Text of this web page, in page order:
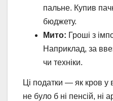
пальне. Купив
бюджету.
Мито: Гроші з
Наприклад, за
чи техніки.
Ці податки — як кров у
не було б ні пенсій, ні